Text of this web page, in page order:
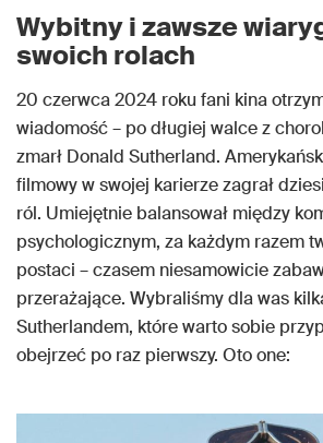
Wybitny i zawsze
swoich rolach
20 czerwca 2024 roku fani kina
wiadomość – po długiej walce z
zmarł Donald Sutherland.
filmowy w swojej karierze zagrał
ról. Umiejętnie balansował między
psychologicznym, za każdym razem
postaci – czasem niesamowicie
przerażające. Wybraliśmy dla was
Sutherlandem, które warto sobie
obejrzeć po raz pierwszy. Oto one: